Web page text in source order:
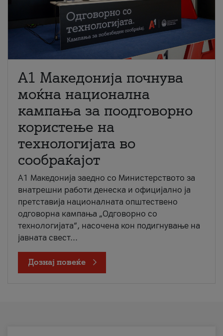
A1 Македонија почнува
моќна национална
кампања за поодговорно
користење на
технологијата во
сообраќајот
A1 Македонија заедно со Министерството за
внатрешни работи денеска и официјално ја
претставија националната општествено
одговорна кампања „Одговорно со
технологијата“, насочена кон подигнување на
јавната свест...
Дознај повеќе